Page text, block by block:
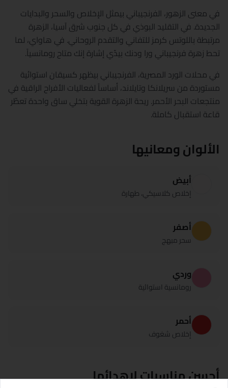
في معنى الزهور، الفرنجيباني بيمثل الإخلاص والسحر والبدايات
الجديدة. في التقليد البوذي في كل جنوب شرق آسيا، الزهرة
مرتبطة باللوتس كرمز للتفاني والتقدم الروحاني. في هاواي، لما
تحط زهرة فرنجيباني ورا ودنك بيدّي إشارة إنك متاح رومانسياً.
في محلات الورد المصرية، الفرنجيباني بيظهر كسيقان استوائية
مستوردة من سريلانكا وتايلاند، أساساً لفعاليات الأفراح الراقية في
منتجعات البحر الأحمر. ريحة الزهرة القوية بتخلي ساق واحدة تعطّر
قاعة استقبال كاملة.
الألوان ومعانيها
أبيض
إخلاص كلاسيكي، طهارة
أصفر
سحر مبهج
وردي
رومانسية استوائية
أحمر
إخلاص شغوف
أحسن مناسبات لإهدائها